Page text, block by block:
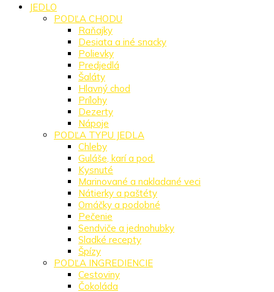
JEDLO
PODĽA CHODU
Raňajky
Desiata a iné snacky
Polievky
Predjedlá
Šaláty
Hlavný chod
Prílohy
Dezerty
Nápoje
PODĽA TYPU JEDLA
Chleby
Guláše, karí a pod.
Kysnuté
Marinované a nakladané veci
Nátierky a paštéty
Omáčky a podobné
Pečenie
Sendviče a jednohubky
Sladké recepty
Špízy
PODĽA INGREDIENCIE
Cestoviny
Čokoláda